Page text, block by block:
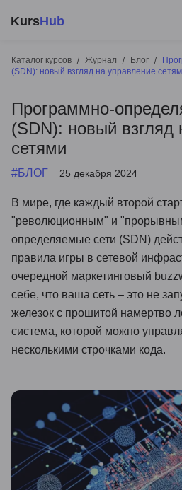
KursHub
Каталог курсов Журнал Блог
(SDN): новый взгляд на управление
Программно-
(SDN): новый взгляд
сетями
#БЛОГ 25 декабря 2024
В мире, где каждый второй
"революционным" и
определяемые сети (SDN)
правила игры в сетевой
очередной маркетинговый
себе, что ваша сеть – это не
железок с прошитой намертво
система, которой можно
несколькими строчками кода.
Маркетинг
Аналитика
Менеджмент
Иностранные языки
ДПО
Детям
Акции и промокоды
Рейтинг онлайн-школ